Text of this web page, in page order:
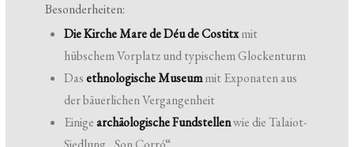
Besonderheiten:
Die Kirche Mare de Déu de Costitxmit
hübschem Vorplatz und typischem Glockenturm
Dasethnologische Museummit Exponaten aus
der bäuerlichen Vergangenheit
Einigearchäologische Fundstellenwie die Talaiot-